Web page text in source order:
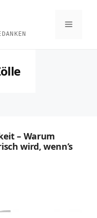
Menü
– Warum
wird, wenn’s